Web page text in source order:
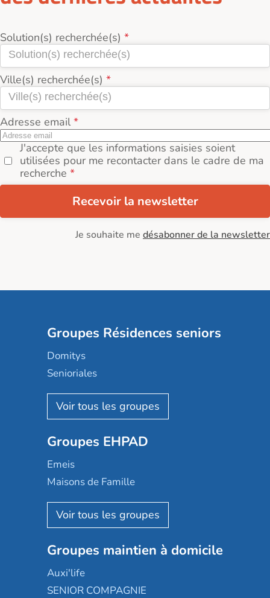
Solution(s) recherchée(s)
Ville(s) recherchée(s)
Adresse email
J'accepte que les informations saisies soient
utilisées pour me recontacter dans le cadre de ma
recherche
Recevoir la newsletter
Je souhaite me désabonner de la newsletter
Groupes Résidences seniors
Domitys
Senioriales
Nohée
Les Résidentiels
Mobicap
Domusvi
Happy Senior
Aquarelia
Nexity edenea
Les jardins d'Arcadie
Occitalia
Appartseniors
Groupes EHPAD
Emeis
Maisons de Famille
Korian
Emera
Groupe SOS
Le Noble Âge
Almage
Groupes maintien à domicile
Auxi'life
SENIOR COMPAGNIE